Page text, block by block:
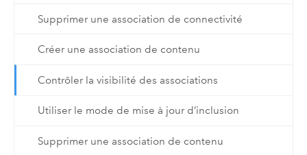
Supprimer une association de connectivité
Créer une association de contenu
Contrôler la visibilité des associations
Utiliser le mode de mise à jour d’inclusion
Supprimer une association de contenu